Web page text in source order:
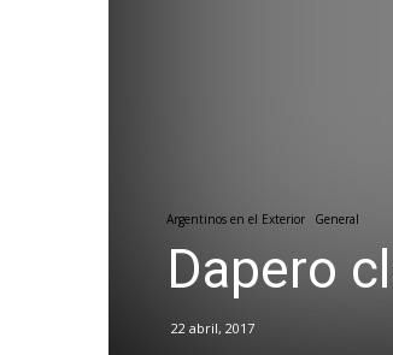
Argentinos en el Exterior General
Dapero
22 abril, 2017